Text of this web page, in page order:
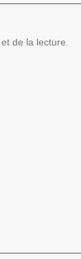
de la lecture.